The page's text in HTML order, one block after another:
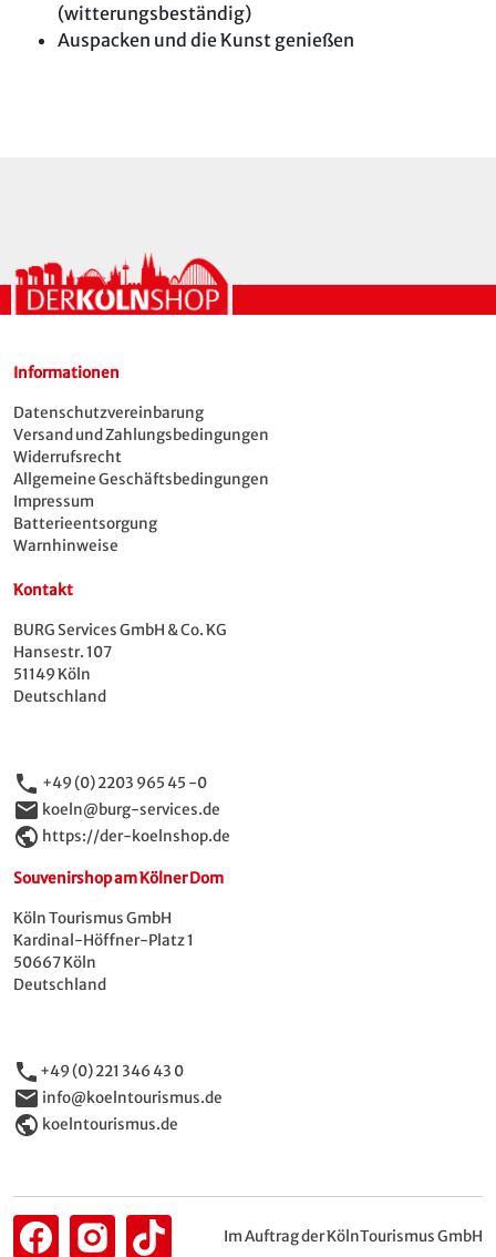
(witterungsbeständig)
Auspacken und die Kunst genießen
Informationen
Datenschutzvereinbarung
Versand und Zahlungsbedingungen
Widerrufsrecht
Allgemeine Geschäftsbedingungen
Impressum
Batterieentsorgung
Warnhinweise
Kontakt
BURG Services GmbH & Co. KG
Hansestr. 107
51149 Köln
Deutschland
phone +49 (0) 2203 965 45 -0
email koeln@burg-services.de
public https://der-koelnshop.de
Souvenirshop am Kölner Dom
Köln Tourismus GmbH
Kardinal-Höffner-Platz 1
50667 Köln
Deutschland
phone +49 (0) 221 346 43 0
email info@koelntourismus.de
public koelntourismus.de
Im Auftrag der KölnTourismus GmbH